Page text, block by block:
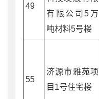
49
有限公司5万
吨材料5号楼
55
济源市雅苑项
目1号住宅楼